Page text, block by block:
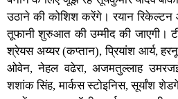
उठाने की कोशिश करेंगे। रयान रिकेल्टन
तूफानी शुरुआत की उम्मीद की जाएगी।
श्रेयस अय्यर (कप्तान), प्रियांश आर्य,
ओवेन, नेहल वढेरा, अजमतुल्लाह
शशांक सिंह, मार्कस स्टोइनिस, सूर्यांश